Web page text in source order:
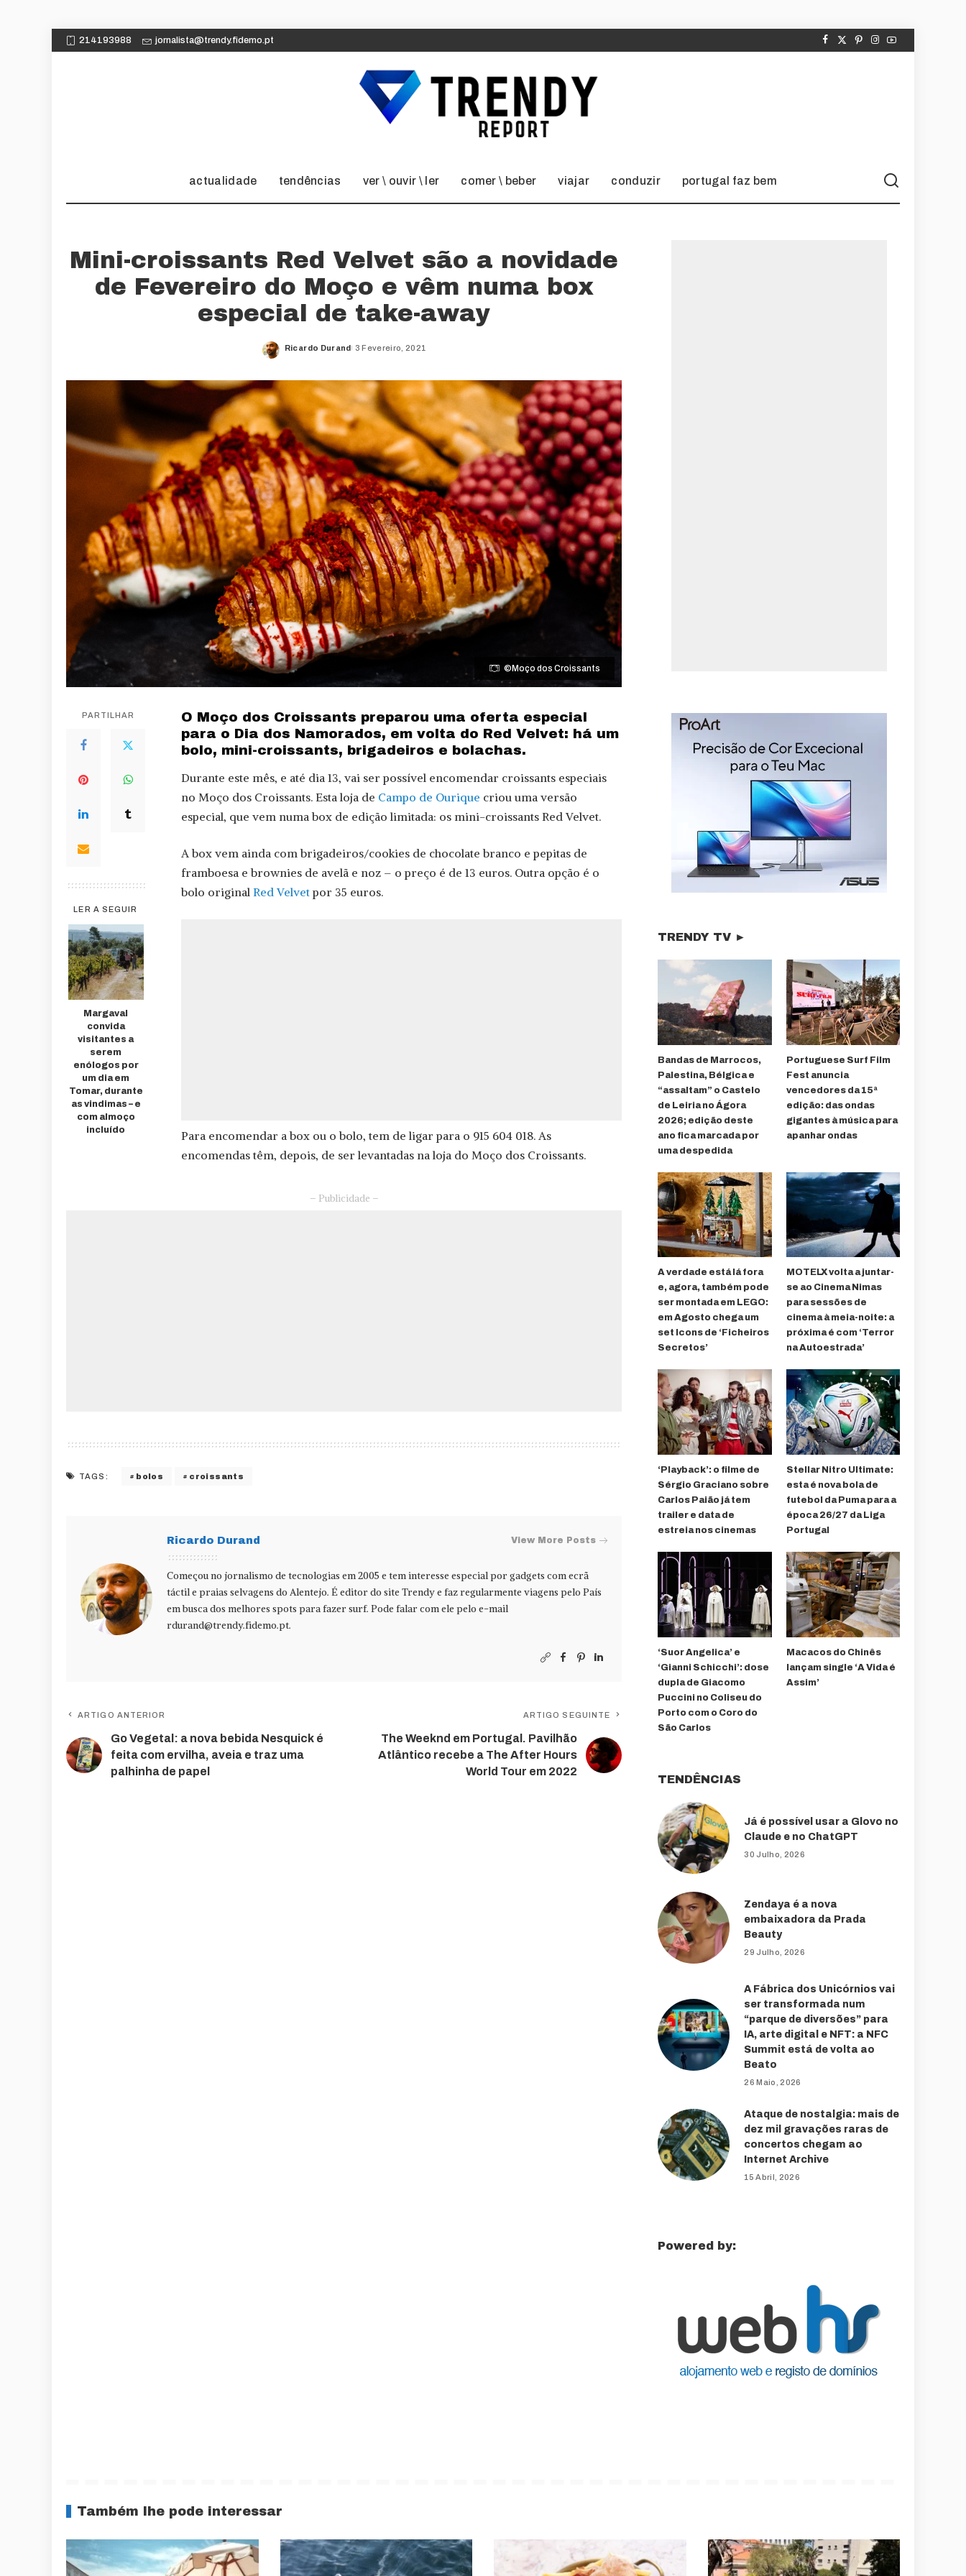
214193988 jornalista@trendy.fidemo.pt
actualidade tendências ver \ ouvir \ ler comer \ beber viajar conduzir portugal faz bem
Mini-croissants Red Velvet são a novidade
de Fevereiro do Moço e vêm numa box
especial de take-away
Posted
Ricardo Durand 3 Fevereiro, 2021
©Moço dos Croissants
PARTILHAR
LER A SEGUIR
Margaval
convida
visitantes a
serem
enólogos por
um dia em
Tomar, durante
as vindimas – e
com almoço
incluído
O Moço dos Croissants preparou uma oferta especial
para o Dia dos Namorados, em volta do Red Velvet: há um
bolo, mini-croissants, brigadeiros e bolachas.
Durante este mês, e até dia 13, vai ser possível encomendar croissants especiais
no Moço dos Croissants. Esta loja de Campo de Ourique criou uma versão
especial, que vem numa box de edição limitada: os mini-croissants Red Velvet.
A box vem ainda com brigadeiros/cookies de chocolate branco e pepitas de
framboesa e brownies de avelã e noz – o preço é de 13 euros. Outra opção é o
bolo original Red Velvetpor 35 euros.
Para encomendar a box ou o bolo, tem de ligar para o 915 604 018. As
encomendas têm, depois, de ser levantadas na loja do Moço dos Croissants.
– Publicidade –
TAGS: bolos croissants
Ricardo Durand View More Posts
Começou no jornalismo de tecnologias em 2005 e tem interesse especial por gadgets com ecrã
táctil e praias selvagens do Alentejo. É editor do site Trendy e faz regularmente viagens pelo País
em busca dos melhores spots para fazer surf. Pode falar com ele pelo e-mail
rdurand@trendy.fidemo.pt.
ARTIGO ANTERIOR
Go Vegetal: a nova bebida Nesquick é
feita com ervilha, aveia e traz uma
palhinha de papel
ARTIGO SEGUINTE
The Weeknd em Portugal. Pavilhão
Atlântico recebe a The After Hours
World Tour em 2022
TRENDY TV ►
Bandas de Marrocos,
Palestina, Bélgica e
“assaltam” o Castelo
de Leiria no Ágora
2026; edição deste
ano fica marcada por
uma despedida
Portuguese Surf Film
Fest anuncia
vencedores da 15ª
edição: das ondas
gigantes à música para
apanhar ondas
A verdade está lá fora
e, agora, também pode
ser montada em LEGO:
em Agosto chega um
set Icons de ‘Ficheiros
Secretos’
MOTELX volta a juntar-
se ao Cinema Nimas
para sessões de
cinema à meia-noite: a
próxima é com ‘Terror
na Autoestrada’
‘Playback’: o filme de
Sérgio Graciano sobre
Carlos Paião já tem
trailer e data de
estreia nos cinemas
Stellar Nitro Ultimate:
esta é nova bola de
futebol da Puma para a
época 26/27 da Liga
Portugal
‘Suor Angelica’ e
‘Gianni Schicchi’: dose
dupla de Giacomo
Puccini no Coliseu do
Porto com o Coro do
São Carlos
Macacos do Chinês
lançam single ‘A Vida é
Assim’
TENDÊNCIAS
Já é possível usar a Glovo no
Claude e no ChatGPT
30 Julho, 2026
Zendaya é a nova
embaixadora da Prada
Beauty
29 Julho, 2026
A Fábrica dos Unicórnios vai
ser transformada num
“parque de diversões” para
IA, arte digital e NFT: a NFC
Summit está de volta ao
Beato
26 Maio, 2026
Ataque de nostalgia: mais de
dez mil gravações raras de
concertos chegam ao
Internet Archive
15 Abril, 2026
Powered by:
Também lhe pode interessar